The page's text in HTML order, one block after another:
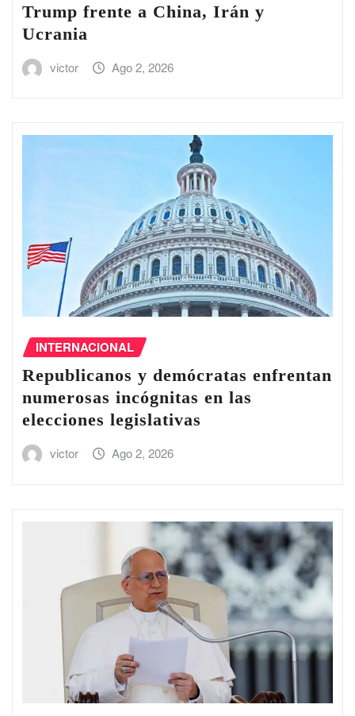
Trump frente a China, Irán y
Ucrania
victor Ago 2, 2026
INTERNACIONAL
Republicanos y demócratas enfrentan
numerosas incógnitas en las
elecciones legislativas
victor Ago 2, 2026